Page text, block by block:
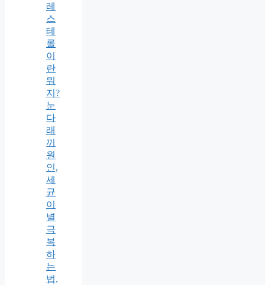
레
스
테
롤
이
란
뭐
지?
눈
다
래
끼
원
인,
세
균
이
별
극
복
하
는
법,